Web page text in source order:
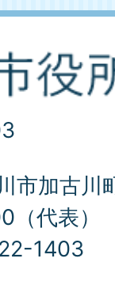
市加古川
代表）
1403